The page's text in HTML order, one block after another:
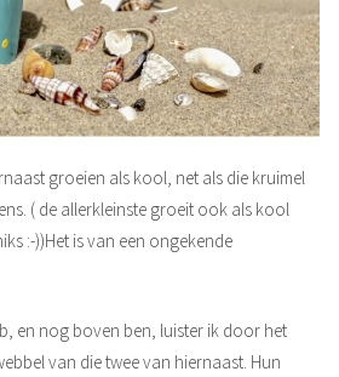
groeien als kool, net als die kruimel
( de allerkleinste groeit ook als kool
:-))Het is van een ongekende
en nog boven ben, luister ik door het
van die twee van hiernaast. Hun